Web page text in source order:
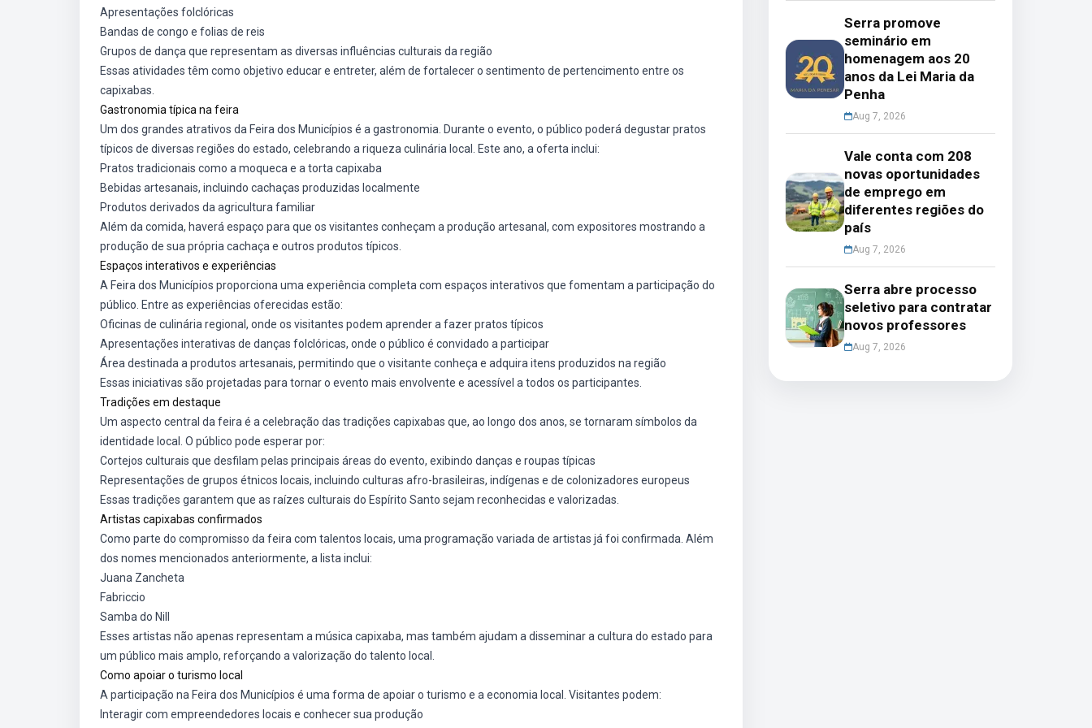
Apresentações folclóricas
Bandas de congo e folias de reis
Grupos de dança que representam as diversas influências culturais da região
Essas atividades têm como objetivo educar e entreter, além de fortalecer o sentimento de pertencimento entre os
capixabas.
Gastronomia típica na feira
Um dos grandes atrativos da Feira dos Municípios é a gastronomia. Durante o evento, o público poderá degustar pratos
típicos de diversas regiões do estado, celebrando a riqueza culinária local. Este ano, a oferta inclui:
Pratos tradicionais como a moqueca e a torta capixaba
Bebidas artesanais, incluindo cachaças produzidas localmente
Produtos derivados da agricultura familiar
Além da comida, haverá espaço para que os visitantes conheçam a produção artesanal, com expositores mostrando a
produção de sua própria cachaça e outros produtos típicos.
Espaços interativos e experiências
A Feira dos Municípios proporciona uma experiência completa com espaços interativos que fomentam a participação do
público. Entre as experiências oferecidas estão:
Oficinas de culinária regional, onde os visitantes podem aprender a fazer pratos típicos
Apresentações interativas de danças folclóricas, onde o público é convidado a participar
Área destinada a produtos artesanais, permitindo que o visitante conheça e adquira itens produzidos na região
Essas iniciativas são projetadas para tornar o evento mais envolvente e acessível a todos os participantes.
Tradições em destaque
Um aspecto central da feira é a celebração das tradições capixabas que, ao longo dos anos, se tornaram símbolos da
identidade local. O público pode esperar por:
Cortejos culturais que desfilam pelas principais áreas do evento, exibindo danças e roupas típicas
Representações de grupos étnicos locais, incluindo culturas afro-brasileiras, indígenas e de colonizadores europeus
Essas tradições garantem que as raízes culturais do Espírito Santo sejam reconhecidas e valorizadas.
Artistas capixabas confirmados
Como parte do compromisso da feira com talentos locais, uma programação variada de artistas já foi confirmada. Além
dos nomes mencionados anteriormente, a lista inclui:
Juana Zancheta
Fabriccio
Samba do Nill
Esses artistas não apenas representam a música capixaba, mas também ajudam a disseminar a cultura do estado para
um público mais amplo, reforçando a valorização do talento local.
Como apoiar o turismo local
A participação na Feira dos Municípios é uma forma de apoiar o turismo e a economia local. Visitantes podem:
Interagir com empreendedores locais e conhecer sua produção
Serra promove
seminário em
homenagem aos 20
anos da Lei Maria da
Penha
Aug 7, 2026
Vale conta com 208
novas oportunidades
de emprego em
diferentes regiões do
país
Aug 7, 2026
Serra abre processo
seletivo para contratar
novos professores
Aug 7, 2026